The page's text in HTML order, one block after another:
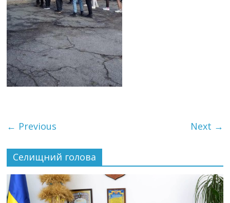
← Previous Next →
Селищний голова